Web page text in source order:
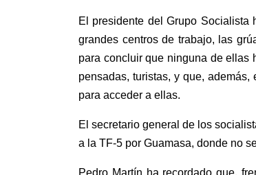
El presidente del Grupo
grandes centros de trabajo, las
para concluir que ninguna de ellas
pensadas, turistas, y que,
para acceder a ellas.
El secretario general de los
a la TF-5 por Guamasa, donde no